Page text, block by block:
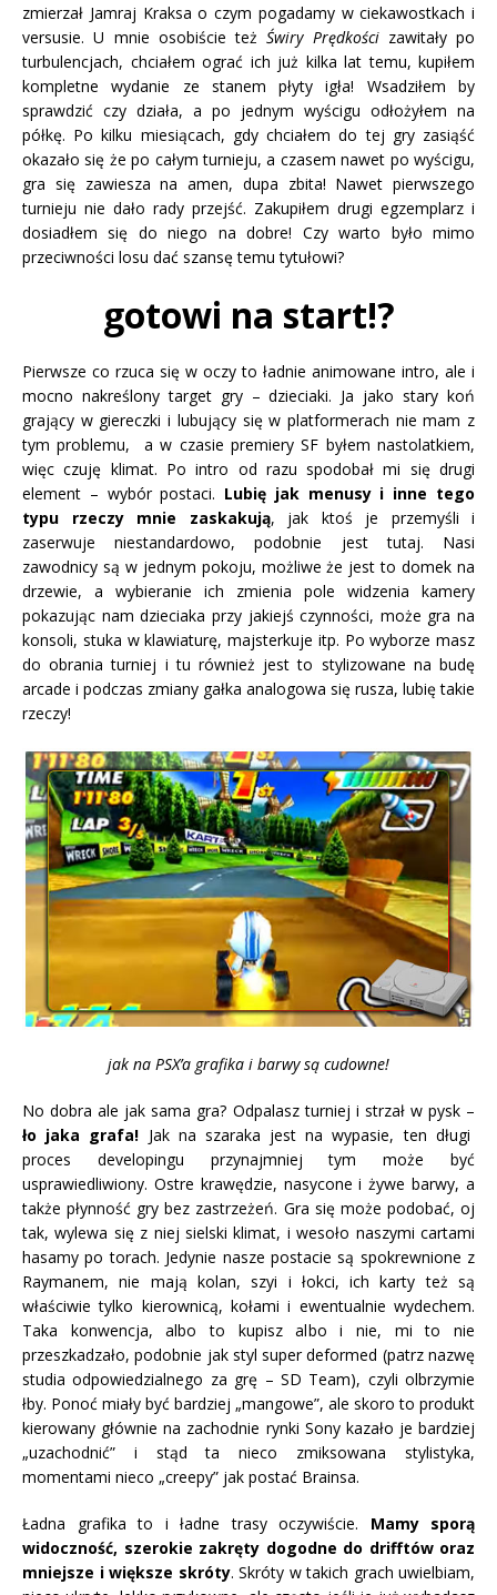
zmierzał Jamraj Kraksa o czym pogadamy w ciekawostkach i
versusie. U mnie osobiście teżŚwiry Prędkościzawitały po
turbulencjach, chciałem ograć ich już kilka lat temu, kupiłem
kompletne wydanie ze stanem płyty igła! Wsadziłem by
sprawdzić czy działa, a po jednym wyścigu odłożyłem na
półkę. Po kilku miesiącach, gdy chciałem do tej gry zasiąść
okazało się że po całym turnieju, a czasem nawet po wyścigu,
gra się zawiesza na amen, dupa zbita! Nawet pierwszego
turnieju nie dało rady przejść. Zakupiłem drugi egzemplarz i
dosiadłem się do niego na dobre! Czy warto było mimo
przeciwności losu dać szansę temu tytułowi?
gotowi na start!?
Pierwsze co rzuca się w oczy to ładnie animowane intro, ale i
mocno nakreślony target gry – dzieciaki. Ja jako stary koń
grający w giereczki i lubujący się w platformerach nie mam z
tym problemu, a w czasie premiery SF byłem nastolatkiem,
więc czuję klimat. Po intro od razu spodobał mi się drugi
element – wybór postaci. Lubię jak menusy i inne tego
typu rzeczy mnie zaskakują, jak ktoś je przemyśli i
zaserwuje niestandardowo, podobnie jest tutaj. Nasi
zawodnicy są w jednym pokoju, możliwe że jest to domek na
drzewie, a wybieranie ich zmienia pole widzenia kamery
pokazując nam dzieciaka przy jakiejś czynności, może gra na
konsoli, stuka w klawiaturę, majsterkuje itp. Po wyborze masz
do obrania turniej i tu również jest to stylizowane na budę
arcade i podczas zmiany gałka analogowa się rusza, lubię takie
rzeczy!
jak na PSX’a grafika i barwy są cudowne!
No dobra ale jak sama gra? Odpalasz turniej i strzał w pysk –
ło jaka grafa! Jak na szaraka jest na wypasie, ten długi
proces developingu przynajmniej tym może być
usprawiedliwiony. Ostre krawędzie, nasycone i żywe barwy, a
także płynność gry bez zastrzeżeń. Gra się może podobać, oj
tak, wylewa się z niej sielski klimat, i wesoło naszymi cartami
hasamy po torach. Jedynie nasze postacie są spokrewnione z
Raymanem, nie mają kolan, szyi i łokci, ich karty też są
właściwie tylko kierownicą, kołami i ewentualnie wydechem.
Taka konwencja, albo to kupisz albo i nie, mi to nie
przeszkadzało, podobnie jak styl super deformed (patrz nazwę
studia odpowiedzialnego za grę – SD Team), czyli olbrzymie
łby. Ponoć miały być bardziej „mangowe”, ale skoro to produkt
kierowany głównie na zachodnie rynki Sony kazało je bardziej
„uzachodnić” i stąd ta nieco zmiksowana stylistyka,
momentami nieco „creepy” jak postać Brainsa.
Ładna grafika to i ładne trasy oczywiście. Mamy sporą
widoczność, szerokie zakręty dogodne do drifftów oraz
mniejsze i większe skróty. Skróty w takich grach uwielbiam,